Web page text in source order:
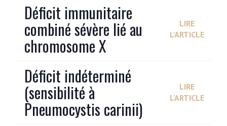
Déficit immunitaire
combiné sévère lié au
chromosome X
LIRE
L'ARTICLE
Déficit indéterminé
(sensibilité à
Pneumocystis carinii)
LIRE
L'ARTICLE